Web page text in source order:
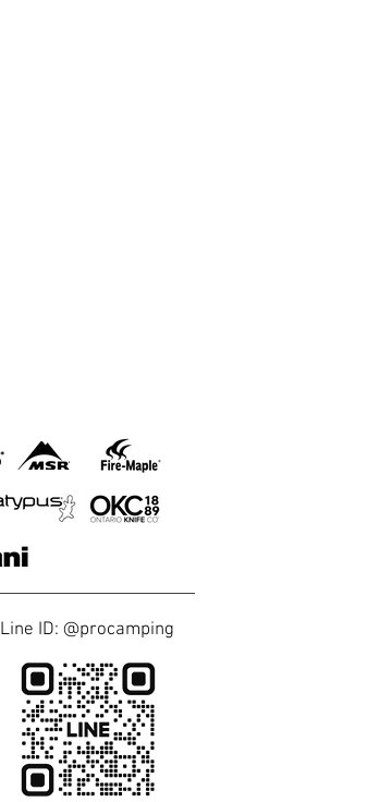
Line ID: @procamping